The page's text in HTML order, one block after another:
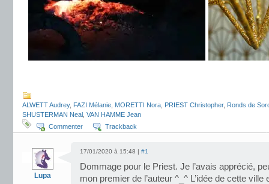
ALWETT Audrey, FAZI Mélanie MORETTI Nora PRIEST Christopher, Ronds de
SHUSTERMAN Neal VAN HAMME Jean
Commenter
Trackback
Lupa
17/01/2020 à 15:48 | #1
Dommage pour le Priest. Je l’avais apprécié,
mon premier de l’auteur ^_^ L’idée de cette